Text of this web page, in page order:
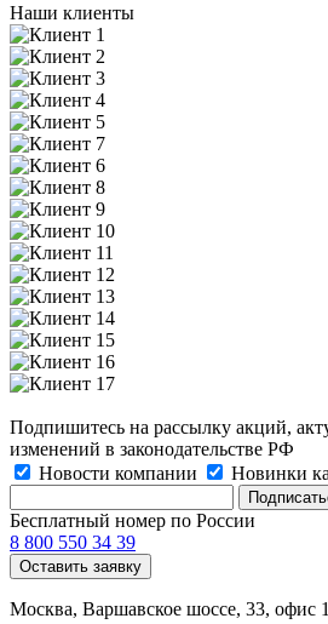
Наши клиенты
Подпишитесь на рассылку акций,
изменений в законодательстве РФ
Новости компании
Новинки
Бесплатный номер по России
8 800 550 34 39
Оставить заявку
Москва, Варшавское шоссе, 33, офис